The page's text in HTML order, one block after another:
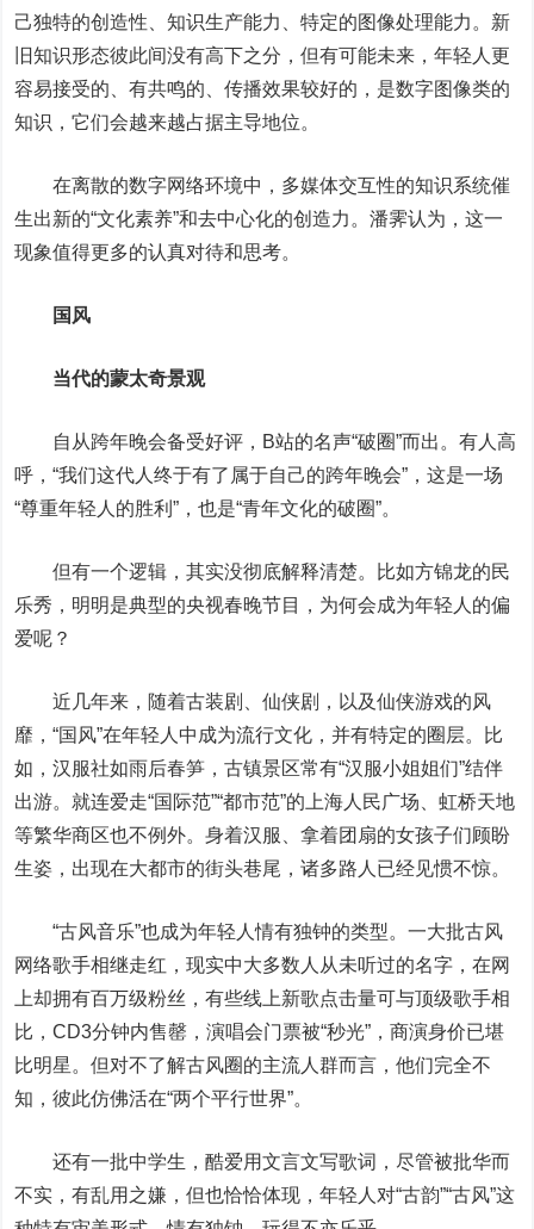
己独特的创造性、知识生产能力、特定的图像处理能力。新
旧知识形态彼此间没有高下之分，但有可能未来，年轻人更
容易接受的、有共鸣的、传播效果较好的，是数字图像类的
知识，它们会越来越占据主导地位。
在离散的数字网络环境中，多媒体交互性的知识系统催
生出新的“文化素养”和去中心化的创造力。潘霁认为，这一
现象值得更多的认真对待和思考。
国风
当代的蒙太奇景观
自从跨年晚会备受好评，B站的名声“破圈”而出。有人高
呼，“我们这代人终于有了属于自己的跨年晚会”，这是一场
“尊重年轻人的胜利”，也是“青年文化的破圈”。
但有一个逻辑，其实没彻底解释清楚。比如方锦龙的民
乐秀，明明是典型的央视春晚节目，为何会成为年轻人的偏
爱呢？
近几年来，随着古装剧、仙侠剧，以及仙侠游戏的风
靡，“国风”在年轻人中成为流行文化，并有特定的圈层。比
如，汉服社如雨后春笋，古镇景区常有“汉服小姐姐们”结伴
出游。就连爱走“国际范”“都市范”的上海人民广场、虹桥天地
等繁华商区也不例外。身着汉服、拿着团扇的女孩子们顾盼
生姿，出现在大都市的街头巷尾，诸多路人已经见惯不惊。
“古风音乐”也成为年轻人情有独钟的类型。一大批古风
网络歌手相继走红，现实中大多数人从未听过的名字，在网
上却拥有百万级粉丝，有些线上新歌点击量可与顶级歌手相
比，CD3分钟内售罄，演唱会门票被“秒光”，商演身价已堪
比明星。但对不了解古风圈的主流人群而言，他们完全不
知，彼此仿佛活在“两个平行世界”。
还有一批中学生，酷爱用文言文写歌词，尽管被批华而
不实，有乱用之嫌，但也恰恰体现，年轻人对“古韵”“古风”这